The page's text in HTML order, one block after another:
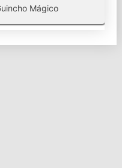
Mágico